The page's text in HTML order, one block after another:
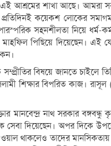
আশ্রমের শাখা আছে। আমরা
কয়েকশ লোকের
সহনশীলতা নিয়ে ধর্ম-
পিছিয়ে দিয়েছেন। এই
বিষয়ে জানতে চাইলে
শিক্ষার বিপরিত কাজ।
নাথ সরকার বঙ্গবন্ধু
সেবা দিয়েছেন। অপর দিকে
ওয়াল থাকলেও তাদের